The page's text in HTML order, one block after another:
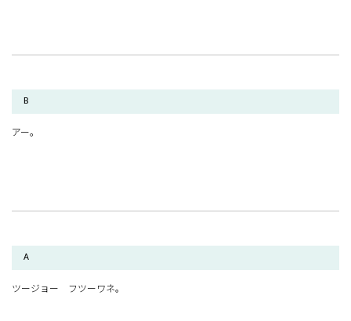
B
アー。
A
ツージョー フツーワネ。